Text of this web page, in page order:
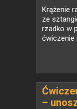
Krążenie
ze
rzadko w
ćwiczenie
–